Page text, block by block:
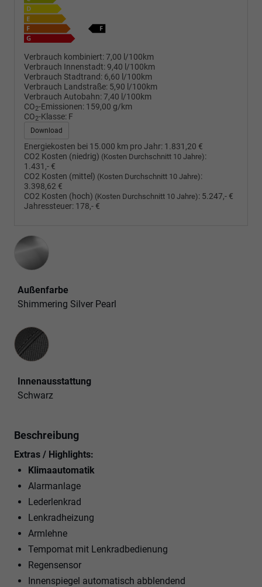
Verbrauch kombiniert:7,00 l/100km
Verbrauch Innenstadt: 9,40 l/100km
Verbrauch Stadtrand: 6,60 l/100km
Verbrauch Landstraße: 5,90 l/100km
Verbrauch Autobahn:7,40 l/100km
CO2-Emissionen: 159,00 g/km
CO2-Klasse: F
Download
Energiekosten bei 15.000 km pro Jahr: 1.831,20 €
CO2 Kosten (niedrig) (Kosten Durchschnitt 10 Jahre):
1.431,- €
CO2 Kosten (mittel) (Kosten Durchschnitt 10 Jahre):
3.398,62 €
CO2 Kosten (hoch) (Kosten Durchschnitt 10 Jahre): 5.247,- €
Jahressteuer: 178,- €
Außenfarbe
Shimmering Silver Pearl
Innenausstattung
Innenausstattung
Schwarz
Beschreibung
Extras / Highlights:
Klimaautomatik
Alarmanlage
Lederlenkrad
Lenkradheizung
Armlehne
Tempomat mit Lenkradbedienung
Regensensor
Innenspiegel automatisch abblendend